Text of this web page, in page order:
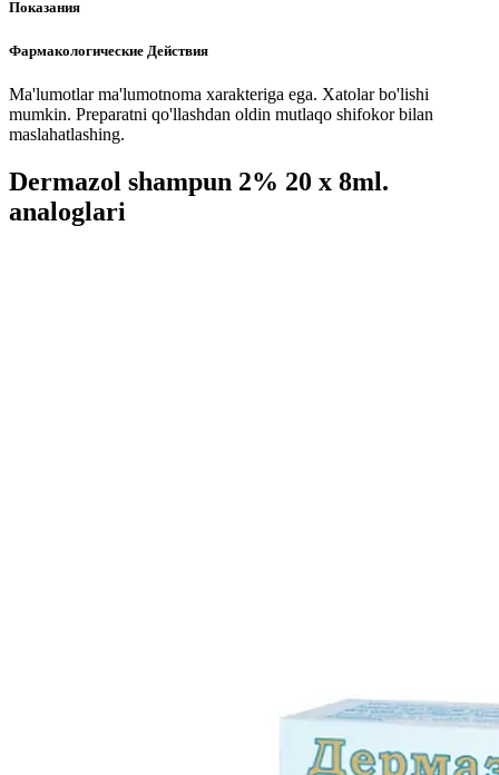
Показания
Фармакологические Действия
Ma'lumotlar ma'lumotnoma xarakteriga ega. Xatolar bo'lishi
mumkin. Preparatni qo'llashdan oldin mutlaqo shifokor bilan
maslahatlashing.
Dermazol shampun 2% 20 x 8ml.
analoglari